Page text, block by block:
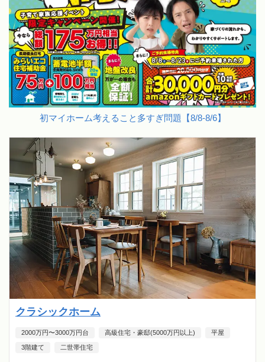
初マイホーム考えること多すぎ問題【8/8-8/6】
クラシックホーム
2000万円〜3000万円台 高級住宅・豪邸(5000万円以上) 平屋
3階建て 二世帯住宅